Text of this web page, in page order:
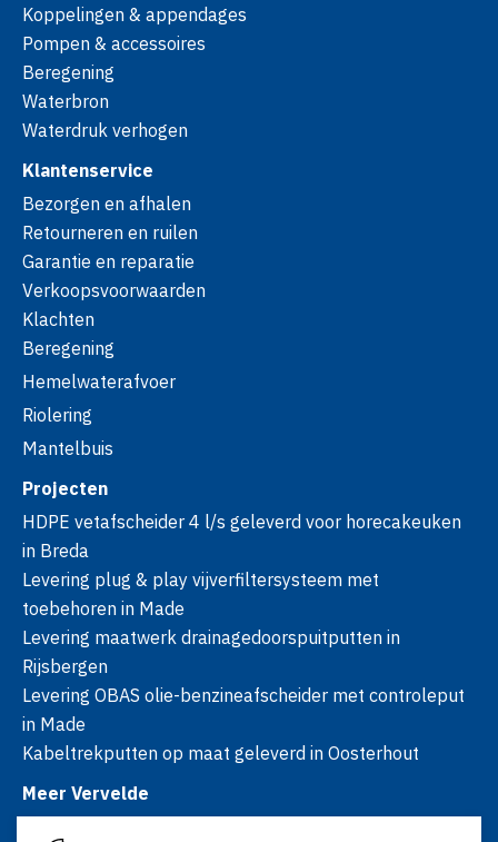
Koppelingen & appendages
Pompen & accessoires
Beregening
Waterbron
Waterdruk verhogen
Klantenservice
Bezorgen en afhalen
Retourneren en ruilen
Garantie en reparatie
Verkoopsvoorwaarden
Klachten
Beregening
Hemelwaterafvoer
Riolering
Mantelbuis
Projecten
HDPE vetafscheider 4 l/s geleverd voor horecakeuken
in Breda
Levering plug & play vijverfiltersysteem met
toebehoren in Made
Levering maatwerk drainagedoorspuitputten in
Rijsbergen
Levering OBAS olie-benzineafscheider met controleput
in Made
Kabeltrekputten op maat geleverd in Oosterhout
Meer Vervelde